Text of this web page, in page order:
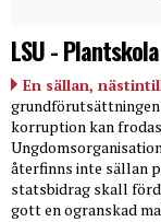
LSU -
En sällan,
korruption kan
återfinns inte sällan
statsbidrag skall
gott en ogranskad